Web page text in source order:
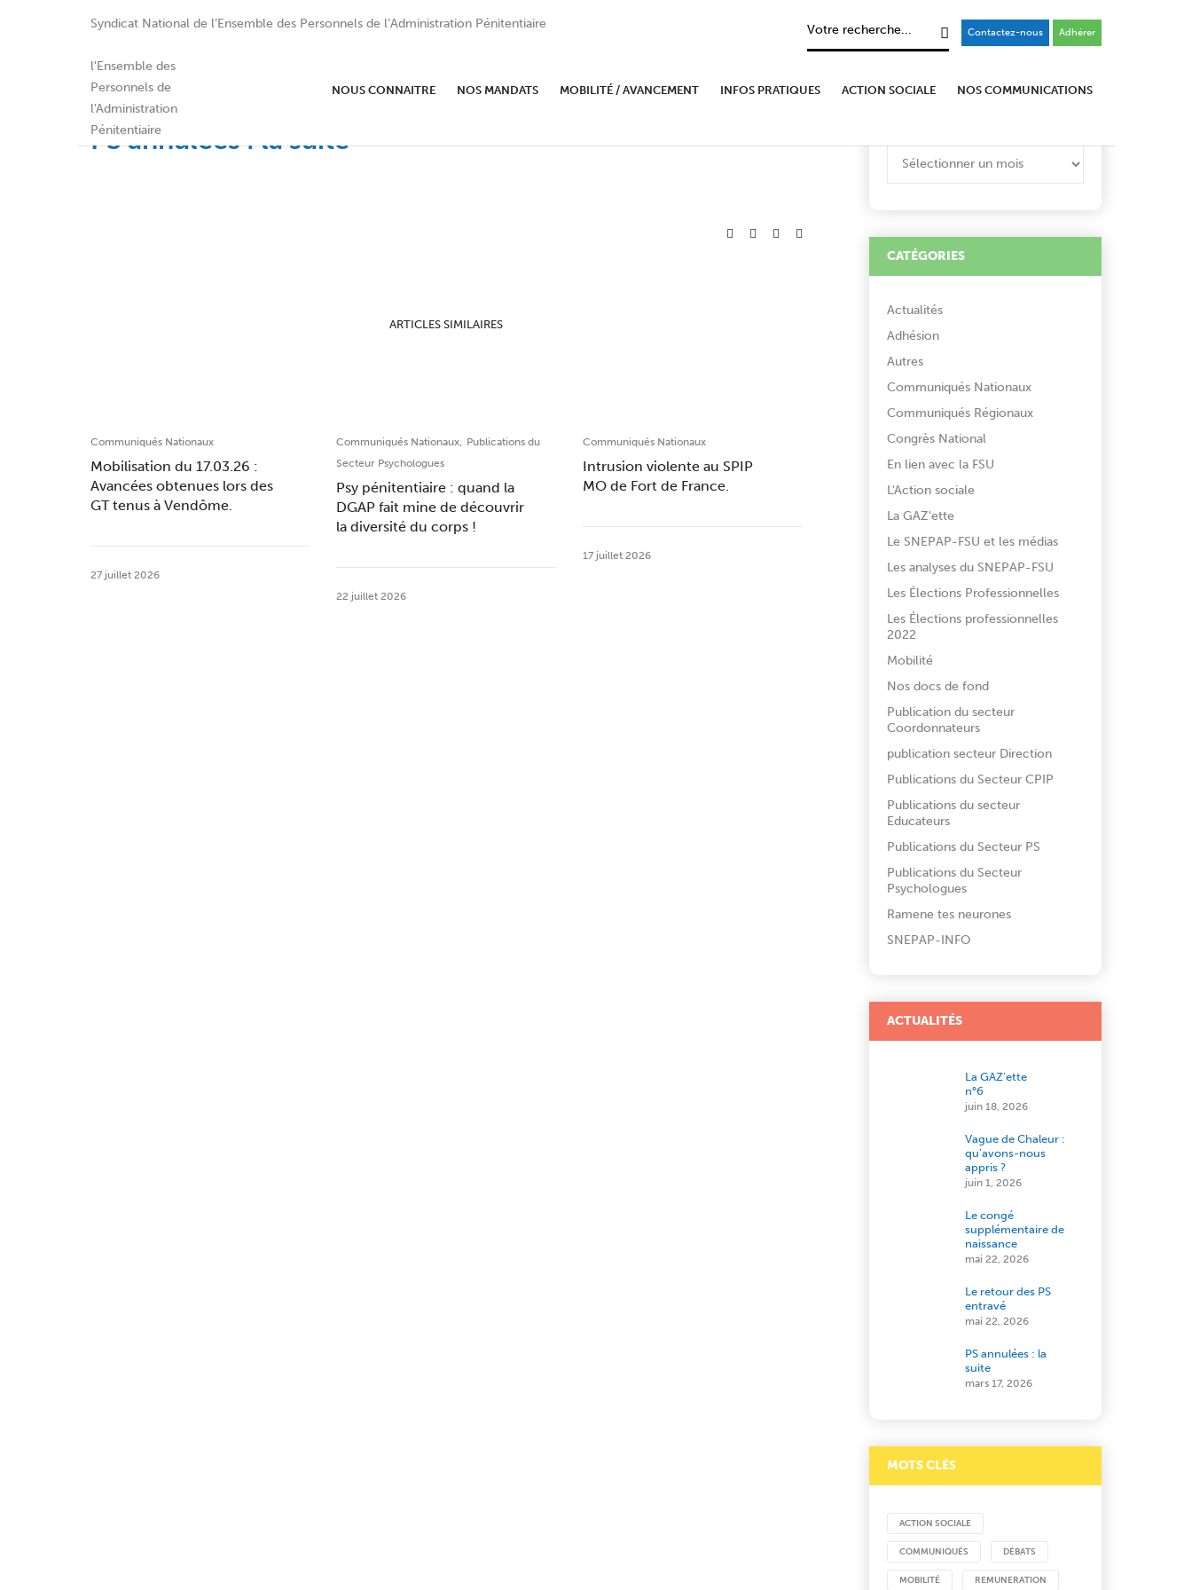
Syndicat National de l’Ensemble des Personnels de l’Administration Pénitentiaire
Contactez-nous Adhérer
NOUS CONNAITRE NOS MANDATS MOBILITÉ / AVANCEMENT INFOS PRATIQUES ACTION SOCIALE NOS COMMUNICATIONS
PS annulées : la suite
ARTICLES SIMILAIRES
Communiqués Nationaux
Mobilisation du 17.03.26 :
Avancées obtenues lors des
GT tenus à Vendôme.
27 juillet 2026
Communiqués Nationaux, Publications du
Secteur Psychologues
Psy pénitentiaire : quand la
DGAP fait mine de découvrir
la diversité du corps !
22 juillet 2026
Communiqués Nationaux
Intrusion violente au SPIP
MO de Fort de France.
17 juillet 2026
ARCHIVES
ARCHIVES
CATÉGORIES
Actualités
Adhésion
Autres
Communiqués Nationaux
Communiqués Régionaux
Congrès National
En lien avec la FSU
L'Action sociale
La GAZ'ette
Le SNEPAP-FSU et les médias
Les analyses du SNEPAP-FSU
Les Élections Professionnelles
Les Élections professionnelles
2022
Mobilité
Nos docs de fond
Publication du secteur
Coordonnateurs
publication secteur Direction
Publications du Secteur CPIP
Publications du secteur
Educateurs
Publications du Secteur PS
Publications du Secteur
Psychologues
Ramene tes neurones
SNEPAP-INFO
ACTUALITÉS
La GAZ’ette
n°6
juin 18, 2026
Vague de Chaleur :
qu’avons-nous
appris ?
juin 1, 2026
Le congé
supplémentaire de
naissance
mai 22, 2026
Le retour des PS
entravé
mai 22, 2026
PS annulées : la
suite
mars 17, 2026
MOTS CLÉS
ACTION SOCIALE
COMMUNIQUÉS DÉBATS
MOBILITÉ REMUNERATION